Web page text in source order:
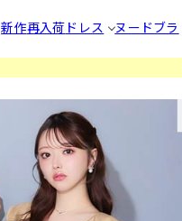
新作再入荷 ドレス ヌードブラ